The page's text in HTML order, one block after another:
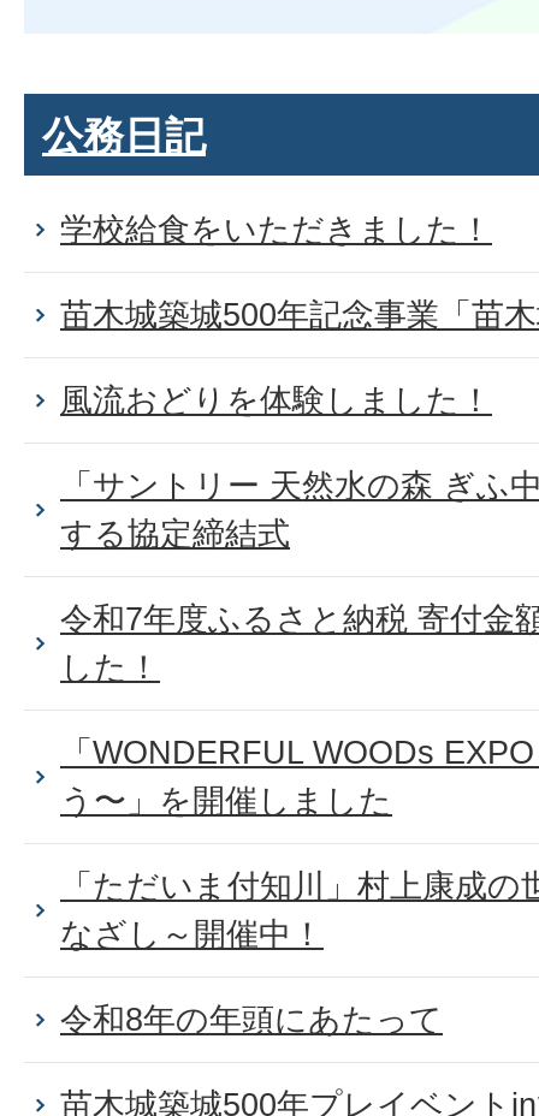
公務日記
学校給食をいただきました！
苗木城築城500年記念事業「苗
風流おどりを体験しました！
「サントリー 天然水の森 ぎふ
する協定締結式
令和7年度ふるさと納税 寄付金
した！
「WONDERFUL WOODs
う〜」を開催しました
「ただいま付知川」村上康成
なざし～開催中！
令和8年の年頭にあたって
苗木城築城500年プレイベント